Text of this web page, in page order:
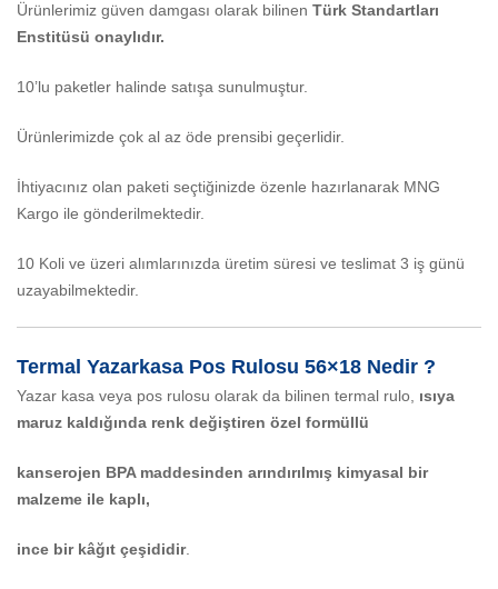
Ürünlerimiz güven damgası olarak bilinen Türk Standartları
Enstitüsü onaylıdır.
10’lu paketler halinde satışa sunulmuştur.
Ürünlerimizde çok al az öde prensibi geçerlidir.
İhtiyacınız olan paketi seçtiğinizde özenle hazırlanarak MNG
Kargo ile gönderilmektedir.
10 Koli ve üzeri alımlarınızda üretim süresi ve teslimat 3 iş günü
uzayabilmektedir.
Termal Yazarkasa Pos Rulosu 56×18 Nedir ?
Yazar kasa veya pos rulosu olarak da bilinen termal rulo, ısıya
maruz kaldığında renk değiştiren özel formüllü
kanserojen BPA maddesinden arındırılmış kimyasal bir
malzeme ile kaplı,
ince bir kâğıt çeşididir.